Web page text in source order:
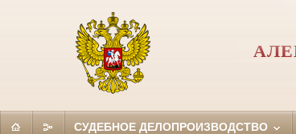
СУДЕБНОЕ ДЕЛОПРОИЗВОДСТВО